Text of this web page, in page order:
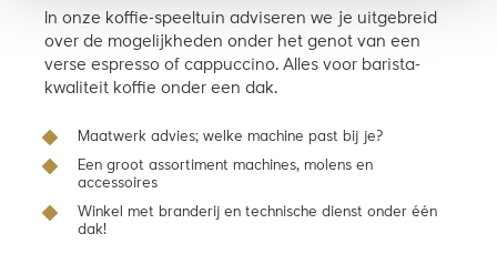
In onze koffie-speeltuin adviseren we je uitgebreid
over de mogelijkheden onder het genot van een
verse espresso of cappuccino. Alles voor barista-
kwaliteit koffie onder een dak.
Maatwerk advies; welke machine past bij je?
Een groot assortiment machines, molens en
accessoires
Winkel met branderij en technische dienst onder één
dak!